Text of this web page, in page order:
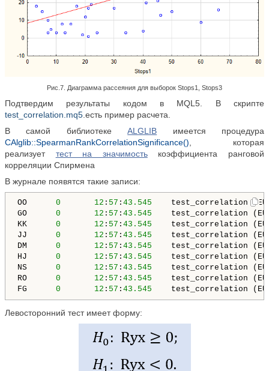
Рис.7. Диаграмма рассеяния для выборок Stops1, Stops3
Подтвердим результаты кодом в MQL5. В скрипте
test_correlation.mq5 .есть пример расчета.
В самой библиотекеALGLIB имеется процедура
CAlglib::SpearmanRankCorrelationSignificance() , которая
реализует тест на значимостькоэффициента ранговой
корреляции Спирмена
В журнале появятся такие записи:
OO 0 12 : 57 : 43.545 test_correlation
GO 0 12 : 57 : 43.545 test_correlation
KK 0 12 : 57 : 43.545 test_correlation
JJ 0 12 : 57 : 43.545 test_correlation
DM 0 12 : 57 : 43.545 test_correlation
HJ 0 12 : 57 : 43.545 test_correlation
NS 0 12 : 57 : 43.545 test_correlation
RO 0 12 : 57 : 43.545 test_correlation
FG 0 12 : 57 : 43.545 test_correlation
Левосторонний тест имеет форму: